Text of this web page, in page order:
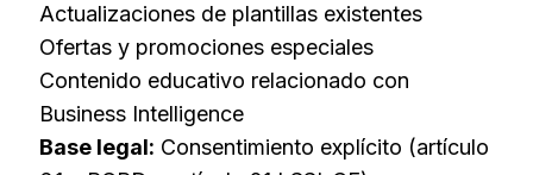
Actualizaciones de plantillas existentes
Ofertas y promociones especiales
Contenido educativo relacionado con
Business Intelligence
Base legal: Consentimiento explícito (artículo